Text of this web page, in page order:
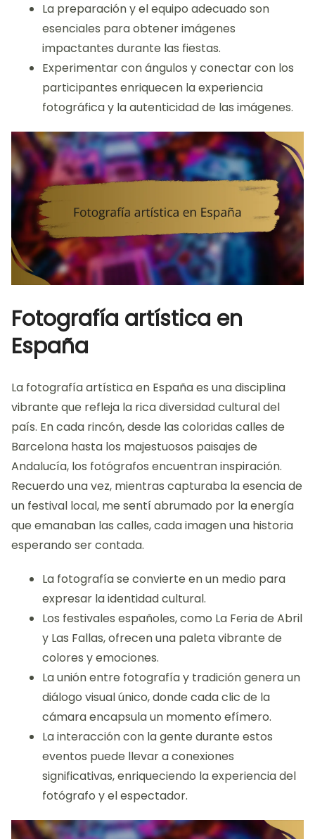
La preparación y el equipo adecuado son
esenciales para obtener imágenes
impactantes durante las fiestas.
Experimentar con ángulos y conectar con los
participantes enriquecen la experiencia
fotográfica y la autenticidad de las imágenes.
Fotografía artística en
España
La fotografía artística en España es una disciplina
vibrante que refleja la rica diversidad cultural del
país. En cada rincón, desde las coloridas calles de
Barcelona hasta los majestuosos paisajes de
Andalucía, los fotógrafos encuentran inspiración.
Recuerdo una vez, mientras capturaba la esencia de
un festival local, me sentí abrumado por la energía
que emanaban las calles, cada imagen una historia
esperando ser contada.
La fotografía se convierte en un medio para
expresar la identidad cultural.
Los festivales españoles, como La Feria de Abril
y Las Fallas, ofrecen una paleta vibrante de
colores y emociones.
La unión entre fotografía y tradición genera un
diálogo visual único, donde cada clic de la
cámara encapsula un momento efímero.
La interacción con la gente durante estos
eventos puede llevar a conexiones
significativas, enriqueciendo la experiencia del
fotógrafo y el espectador.